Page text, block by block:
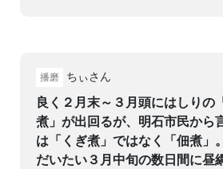
播磨 ちぃさん
良く２月末～３月頭にはしりの
煮」が出回るが、明石市民から
は「くぎ煮」ではなく「佃煮」。
だいたい３月中旬の数日間に昼